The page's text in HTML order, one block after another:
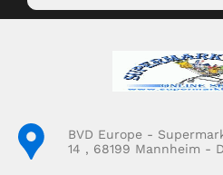
BVD Europe -
14 , 68199 Mannheim -